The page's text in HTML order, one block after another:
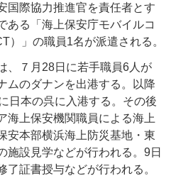
国際協力推進官を責任者とす
ある「海上保安庁モバイルコ
）」の職員1名が派遣される。
、７月28日に若手職員6人が
ムのダナンを出港する。以降
日本の呉に入港する。その後
海上保安機関職員による海上
安本部横浜海上防災基地・東
施設見学などが行われる。9日
証書授与などが行われる。